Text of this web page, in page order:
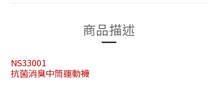
商品描述
NS33001
抗菌消臭中筒運動襪